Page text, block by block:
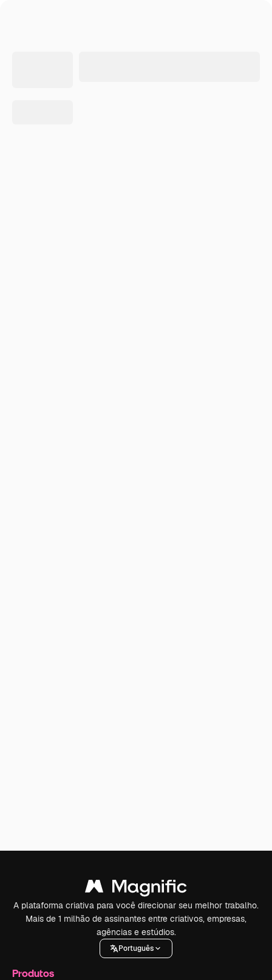
A plataforma criativa para você direcionar seu melhor trabalho.
Mais de 1 milhão de assinantes entre criativos, empresas,
agências e estúdios.
Português
Produtos